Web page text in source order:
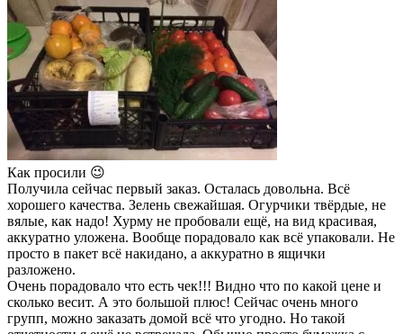
Как просили 😉
Получила сейчас первый заказ. Осталась довольна. Всё
хорошего качества. Зелень свежайшая. Огурчики твёрдые, не
вялые, как надо! Хурму не пробовали ещё, на вид красивая,
аккуратно уложена. Вообще порадовало как всё упаковали. Не
просто в пакет всё накидано, а аккуратно в ящички
разложено.
Очень порадовало что есть чек!!! Видно что по какой цене и
сколько весит. А это большой плюс! Сейчас очень много
групп, можно заказать домой всё что угодно. Но такой